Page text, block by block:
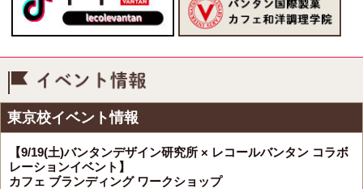
東京校イベント情報
【9/19(土)バンタンデザイン研究所 × レコールバンタン コラボ
レーションイベント】
カフェ ブランディング ワークショップ